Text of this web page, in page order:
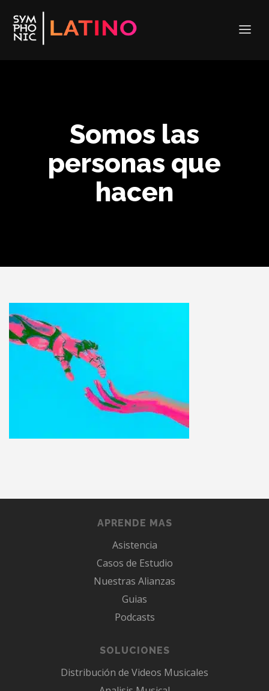
Somos las
personas que
hacen
APRENDE MAS
Asistencia
Casos de Estudio
Nuestras Alianzas
Guias
Podcasts
SOLUCIONES
Distribución de Videos Musicales